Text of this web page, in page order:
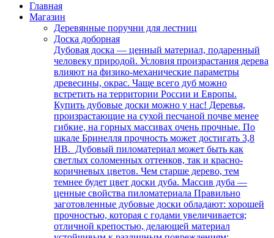
Главная
Магазин
Деревянные поручни для лестниц
Доска доборная
Дубовая доска — ценный материал, подаренный
человеку природой. Условия произрастания дерева
влияют на физико-механические параметры
древесины, окрас. Чаще всего дуб можно
встретить на территории России и Европы.
Купить дубовые доски можно у нас! Деревья,
произрастающие на сухой песчаной почве менее
гибкие, на горных массивах очень прочные. По
шкале Бринелля прочность может достигать 3,8
НВ. Дубовый пиломатериал может быть как
светлых соломенных оттенков, так и красно-
коричневых цветов. Чем старше дерево, тем
темнее будет цвет доски дуба. Массив дуба —
ценные свойства пиломатериала Правильно
заготовленные дубовые доски обладают: хорошей
прочностью, которая с годами увеличивается;
отличной крепостью, делающей материал